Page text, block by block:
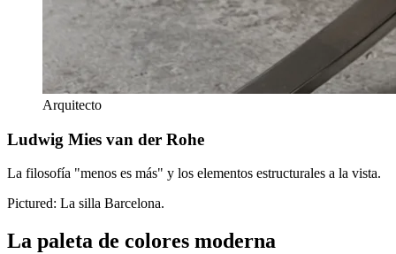
Arquitecto
Ludwig Mies van der Rohe
La filosofía "menos es más" y los elementos estructurales a la vista.
Pictured: La silla Barcelona.
La paleta de colores moderna